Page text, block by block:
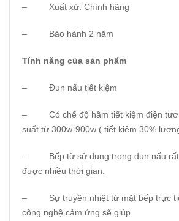
– Xuất xứ: Chính hãng
– Bảo hành 2 năm
Tính năng của sản phẩm
– Đun nấu tiết kiệm
– Có chế độ hầm tiết kiệm điện
suất từ 300w-900w ( tiết kiệm 30%
– Bếp từ sử dụng trong đun nấu rất
được nhiều thời gian.
– Sự truyền nhiệt từ mặt bếp trực
công nghệ cảm ứng sẽ giúp